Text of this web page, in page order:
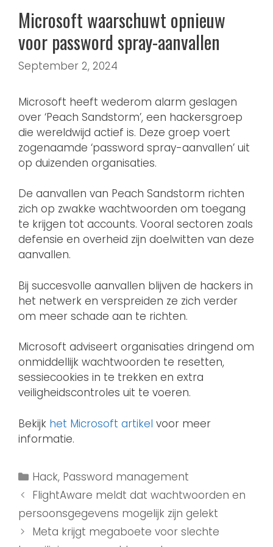
Microsoft waarschuwt opnieuw
voor password spray-aanvallen
September 2, 2024
Microsoft heeft wederom alarm geslagen
over ‘Peach Sandstorm’, een hackersgroep
die wereldwijd actief is. Deze groep voert
zogenaamde ‘password spray-aanvallen’ uit
op duizenden organisaties.
De aanvallen van Peach Sandstorm richten
zich op zwakke wachtwoorden om toegang
te krijgen tot accounts. Vooral sectoren zoals
defensie en overheid zijn doelwitten van deze
aanvallen.
Bij succesvolle aanvallen blijven de hackers in
het netwerk en verspreiden ze zich verder
om meer schade aan te richten.
Microsoft adviseert organisaties dringend om
onmiddellijk wachtwoorden te resetten,
sessiecookies in te trekken en extra
veiligheidscontroles uit te voeren.
Bekijk het Microsoft artikel voor meer
informatie.
Hack, Password management
FlightAware meldt dat wachtwoorden en
persoonsgegevens mogelijk zijn gelekt
Meta krijgt megaboete voor slechte